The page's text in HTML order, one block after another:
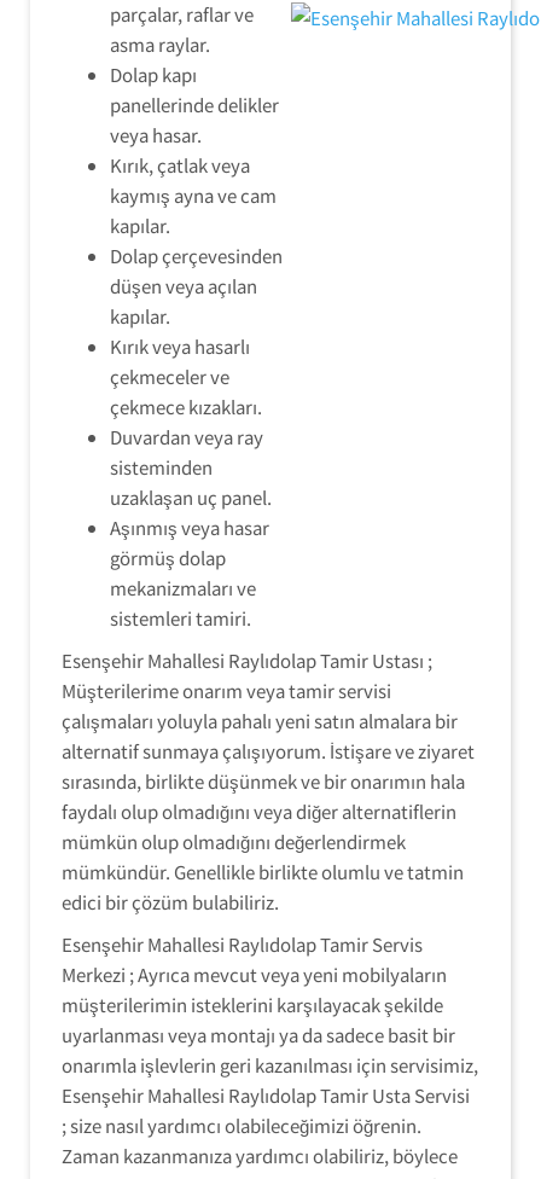
parçalar, raflar ve
asma raylar.
Dolap kapı
panellerinde delikler
veya hasar.
Kırık, çatlak veya
kaymış ayna ve cam
kapılar.
Dolap çerçevesinden
düşen veya açılan
kapılar.
Kırık veya hasarlı
çekmeceler ve
çekmece kızakları.
Duvardan veya ray
sisteminden
uzaklaşan uç panel.
Aşınmış veya hasar
görmüş dolap
mekanizmaları ve
sistemleri tamiri.
Esenşehir Mahallesi Raylıdolap Tamir Ustası ;
Müşterilerime onarım veya tamir servisi
çalışmaları yoluyla pahalı yeni satın almalara bir
alternatif sunmaya çalışıyorum. İstişare ve ziyaret
sırasında, birlikte düşünmek ve bir onarımın hala
faydalı olup olmadığını veya diğer alternatiflerin
mümkün olup olmadığını değerlendirmek
mümkündür. Genellikle birlikte olumlu ve tatmin
edici bir çözüm bulabiliriz.
Esenşehir Mahallesi Raylıdolap Tamir Servis
Merkezi ; Ayrıca mevcut veya yeni mobilyaların
müşterilerimin isteklerini karşılayacak şekilde
uyarlanması veya montajı ya da sadece basit bir
onarımla işlevlerin geri kazanılması için servisimiz,
Esenşehir Mahallesi Raylıdolap Tamir Usta Servisi
; size nasıl yardımcı olabileceğimizi öğrenin.
Zaman kazanmanıza yardımcı olabiliriz, böylece